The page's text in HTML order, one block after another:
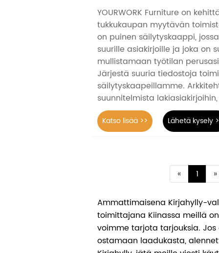
YOURWORK Furniture on
tukkukaupan myytävän
on puinen säilytyskaappi,
suurille asiakirjoille ja joka on
mullistamaan työtilan
Järjestä suuria tiedostoja
säilytyskaapeillamme.
suunnitelmista
Katso lisää >> Lähetä kysely
« 1 »
Ammattimaisena Kirjahylly-
toimittajana Kiinassa meillä
voimme tarjota tarjouksia.
ostamaan laadukasta,